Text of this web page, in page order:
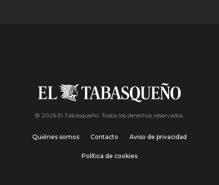
© 2026 El Tabasqueño. Todos los derechos reservados.
Quiénes somos Contacto Aviso de privacidad
Política de cookies